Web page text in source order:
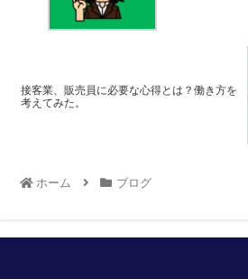
接客業、販売員に必要な心得とは？働き方を
考えてみた。
ホーム ブログ